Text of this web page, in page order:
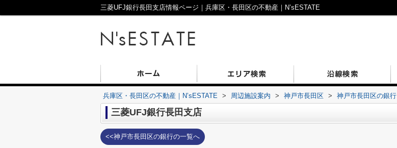
三菱UFJ銀行長田支店情報ページ｜兵庫区・長田区の不動産｜N’sESTATE
兵庫区・長田区の不動産｜N’sESTATE > 周辺施設案内 > 神戸市長田区 > 神戸市長田区の銀行
三菱UFJ銀行長田支店
<<神戸市長田区の銀行の一覧へ